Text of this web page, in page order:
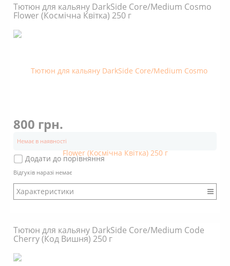
Смак: Насичений
Аромат: Солодкий
Аромат: Ягідний
Димність: Вищє середнього
Тютюн для кальяну DarkSide Core/Medium Cosmo
Flower (Космічна Квітка) 250 г
800 грн.
Немає в наявності
Додати до порівняння
Відгуків наразі немає
Характеристики
Смак: Насичений
Аромат: Солодкий
Аромат: Ягідний
Аромат: Свіжий
Тютюн для кальяну DarkSide Core/Medium Code
Cherry (Код Вишня) 250 г